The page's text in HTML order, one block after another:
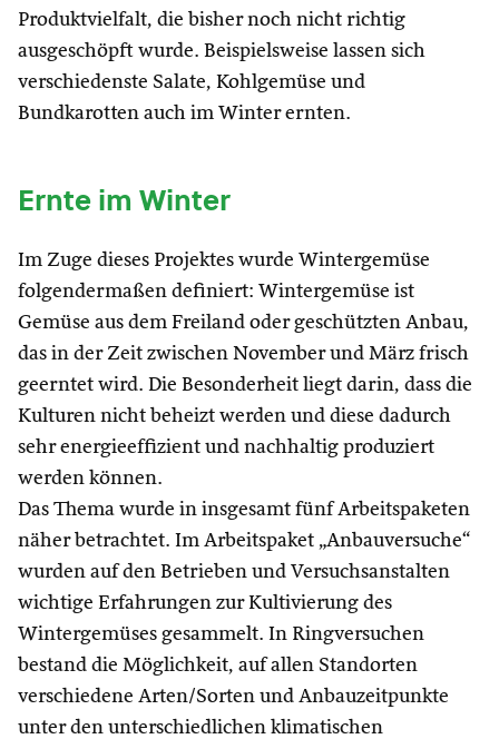
Produktvielfalt, die bisher noch nicht richtig
ausgeschöpft wurde. Beispielsweise lassen sich
verschiedenste Salate, Kohlgemüse und
Bundkarotten auch im Winter ernten.
Ernte im Winter
Im Zuge dieses Projektes wurde Wintergemüse
folgendermaßen definiert: Wintergemüse ist
Gemüse aus dem Freiland oder geschützten Anbau,
das in der Zeit zwischen November und März frisch
geerntet wird. Die Besonderheit liegt darin, dass die
Kulturen nicht beheizt werden und diese dadurch
sehr energieeffizient und nachhaltig produziert
werden können.
Das Thema wurde in insgesamt fünf Arbeitspaketen
näher betrachtet. Im Arbeitspaket „Anbauversuche“
wurden auf den Betrieben und Versuchsanstalten
wichtige Erfahrungen zur Kultivierung des
Wintergemüses gesammelt. In Ringversuchen
bestand die Möglichkeit, auf allen Standorten
verschiedene Arten/Sorten und Anbauzeitpunkte
unter den unterschiedlichen klimatischen